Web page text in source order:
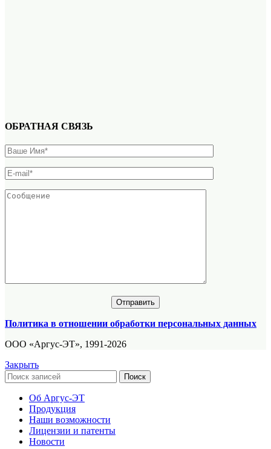
ОБРАТНАЯ СВЯЗЬ
Политика в отношении обработки персональных данных
ООО «Аргус-ЭТ», 1991-2026
Закрыть
Поиск
Об Аргус-ЭТ
Продукция
Наши возможности
Лицензии и патенты
Новости